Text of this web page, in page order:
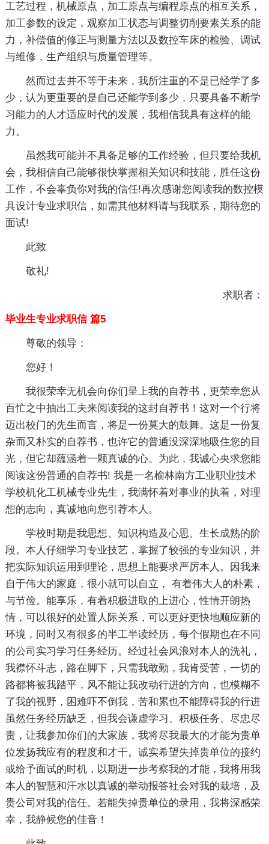
工艺过程，机械原点，加工原点与编程原点的相互关系，
加工参数的设定，观察加工状态与调整切削要素关系的能
力，补偿值的修正与测量方法以及数控车床的检验、调试
与维修，生产组织与质量管理等。
然而过去并不等于未来，我所注重的不是已经学了多
少，认为更重要的是自己还能学到多少，只要具备不断学
习能力的人才适应时代的发展，我相信我具有这样的能
力。
虽然我可能并不具备足够的工作经验，但只要给我机
会，我相信自己能够很快掌握相关知识和技能，胜任这份
工作，不会辜负你对我的信任!再次感谢您阅读我的数控模
具设计专业求职信，如需其他材料请与我联系，期待您的
面试!
此致
敬礼!
求职者：
毕业生专业求职信 篇5
尊敬的领导：
您好！
我很荣幸无机会向你们呈上我的自荐书，更荣幸您从
百忙之中抽出工夫来阅读我的这封自荐书！这对一个行将
迈出校门的先生而言，将是一份莫大的鼓舞。这是一份复
杂而又朴实的自荐书，也许它的普通没深深地吸住您的目
光，但它却蕴涵着一颗真诚的心。为此，我诚心央求您能
阅读这份普通的自荐书! 我是一名榆林南方工业职业技术
学校机化工机械专业先生，我满怀着对事业的执着，对理
想的志向，真诚地向您引荐本人。
学校时期是我思想、知识构造及心思、生长成熟的阶
段。本人仔细学习专业技艺，掌握了较强的专业知识，并
把实际知识运用到理论，思想上能要求严厉本人。因我来
自于伟大的家庭，很小就可以自立， 有着伟大人的朴素，
与节俭。能享乐，有着积极进取的上进心，性情开朗热
情，可以很好的处置人际关系，可以更好更快地顺应新的
环境，同时又有很多的半工半读经历，每个假期也在不同
的公司实习学习任务经历。经过社会风浪对本人的洗礼，
我襟怀斗志，路在脚下，只需我敢勤，我肯受苦，一切的
路都将被我踏平，风不能让我改动行进的方向，也模糊不
了我的视野，困难吓不倒我，苦和累也不能障碍我的行进
虽然任务经历缺乏，但我会谦虚学习、积极任务、尽忠尽
责，让我参加你们的大家族，我将尽我最大的才能为贵单
位发扬我应有的程度和才干。诚实希望失掉贵单位的接约
或给予面试的时机，以期进一步考察我的才能，我将用我
本人的智慧和汗水以真诚的举动报答社会对我的栽培，及
贵公司对我的信任。若能失掉贵单位的录用，我将深感荣
幸，我静候您的佳音！